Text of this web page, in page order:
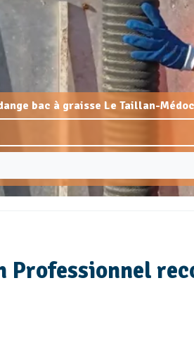
bac à graisse Le Taillan-